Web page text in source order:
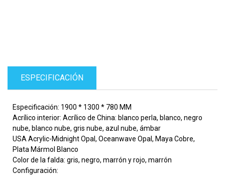
ESPECIFICACIÓN
Especificación: 1900 * 1300 * 780 MM
Acrílico interior: Acrílico de China: blanco perla, blanco, negro
nube, blanco nube, gris nube, azul nube, ámbar
USA Acrylic-Midnight Opal, Oceanwave Opal, Maya Cobre,
Plata Mármol Blanco
Color de la falda: gris, negro, marrón y rojo, marrón
Configuración: